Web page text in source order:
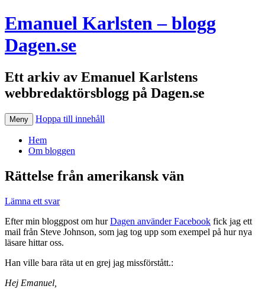
Emanuel Karlsten – blogg
Dagen.se
Ett arkiv av Emanuel Karlstens
webbredaktörsblogg på Dagen.se
Meny Hoppa till innehåll
Hem
Om bloggen
Rättelse från amerikansk vän
Lämna ett svar
Efter min bloggpost om hurDagen använder Facebook fick jag ett
mail från Steve Johnson, som jag tog upp som exempel på hur nya
läsare hittar oss.
Han ville bara räta ut en grej jag missförstått.:
Hej Emanuel,